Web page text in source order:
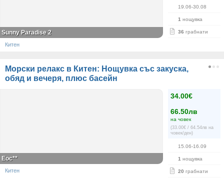
19.06-30.08
1 нощувка
36 грабнати
Sunny Paradise 2
Китен
Морски релакс в Китен: Нощувка със закуска,
обяд и вечеря, плюс басейн
34.00€
66.50лв
на човек
(33.00€ / 64.54лв на
човек/ден)
15.06-16.09
1 нощувка
20 грабнати
Еос**
Китен